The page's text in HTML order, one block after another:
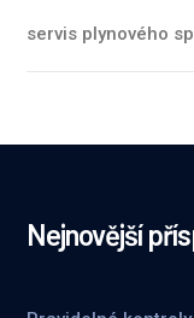
servis plynového
Nejnovější